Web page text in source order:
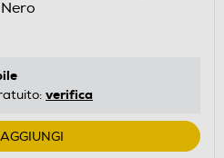
verifica
AGGIUNGI